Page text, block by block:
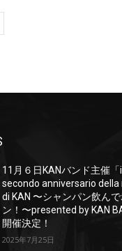
11月６日KANバンド主催「il
secondo anniversario
di KAN 〜シャンパン飲んで
ン！〜presented by KAN
開催決定！
2025年7月25日